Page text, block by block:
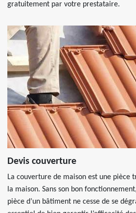
gratuitement par votre prestataire.
Devis couverture
La couverture de maison est une pièce
la maison. Sans son bon
pièce d’un bâtiment ne cesse de se